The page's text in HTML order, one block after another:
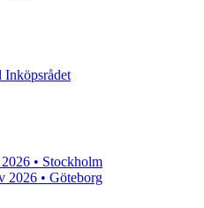
Inköpsrådet
• Stockholm
2026 • Göteborg